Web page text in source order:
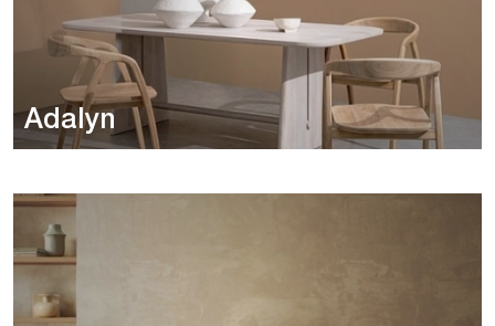
Adalyn